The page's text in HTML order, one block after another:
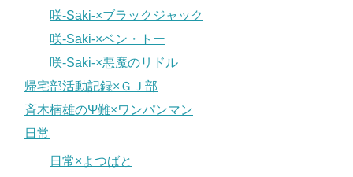
咲-Saki-×ブラックジャック
咲-Saki-×ベン・トー
咲-Saki-×悪魔のリドル
帰宅部活動記録×ＧＪ部
斉木楠雄のΨ難×ワンパンマン
日常
日常×よつばと